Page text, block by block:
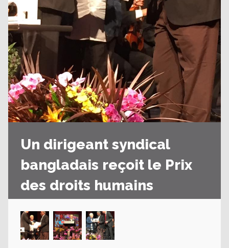
Un dirigeant syndical
bangladais reçoit le Prix
des droits humains
Amirul Haque Amin, président de la fédération
nationale des travailleurs de la confection (NGWF) au
Bangladesh, affiliée à IndustriALL, reçoit le Prix